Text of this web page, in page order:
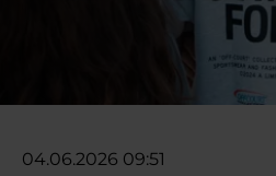
04.06.2026 09:51